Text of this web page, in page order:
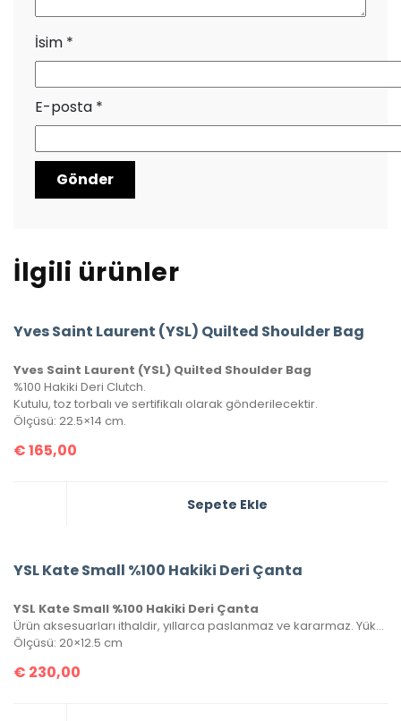
İsim *
E-posta *
İlgili ürünler
Yves Saint Laurent (YSL) Quilted Shoulder Bag
Yves Saint Laurent (YSL) Quilted Shoulder Bag
%100 Hakiki Deri Clutch.
Kutulu, toz torbalı ve sertifikalı olarak gönderilecektir.
Ölçüsü: 22.5×14 cm.
€165,00
Sepete Ekle
YSL Kate Small %100 Hakiki Deri Çanta
YSL Kate Small %100 Hakiki Deri Çanta
Ürün aksesuarları ithaldir, yıllarca paslanmaz ve kararmaz. Yüksek kalite roys deriden üretilmiştir, tüm metal aksamlarında Saint Laurent yazısı mevcuttur. Kutulu, toz torbalı ve sertifikalı olarak gönderilecektir.
Ölçüsü: 20×12.5 cm
€ 230,00